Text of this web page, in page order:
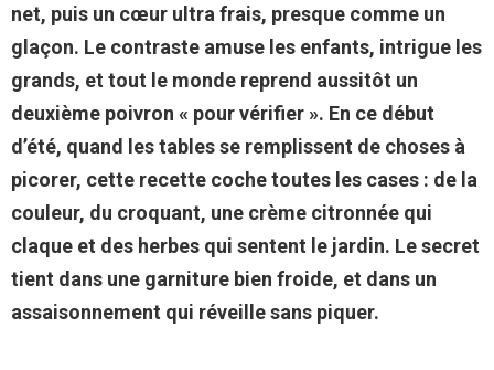
net, puis un cœur ultra frais, presque comme un
glaçon. Le contraste amuse les enfants, intrigue les
grands, et tout le monde reprend aussitôt un
deuxième poivron « pour vérifier ». En ce début
d’été, quand les tables se remplissent de choses à
picorer, cette recette coche toutes les cases : de la
couleur, du croquant, une crème citronnée qui
claque et des herbes qui sentent le jardin. Le secret
tient dans une garniture bien froide, et dans un
assaisonnement qui réveille sans piquer.